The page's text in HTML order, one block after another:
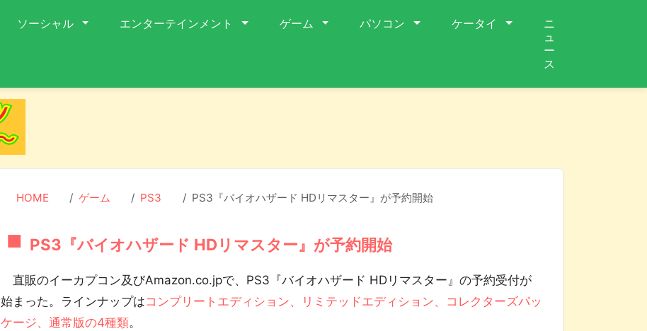
ソーシャル エンターテインメント ゲーム パソコン ケータイ
ニ
ュ
ー
ス
HOME ゲーム PS3 PS3『バイオハザード HDリマスター』が予約開始
PS3『バイオハザード HDリマスター』が予約開始
直販のイーカプコン及びAmazon.co.jpで、PS3『バイオハザード HDリマスター』の予約受付が
始まった。ラインナップはコンプリートエディション、リミテッドエディション、コレクターズパッ
ケージ、通常版の4種類。